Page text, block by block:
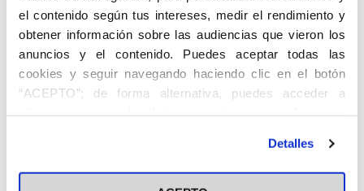
el contenido según tus intereses, medir el rendimiento y
obtener información sobre las audiencias que vieron los
anuncios y el contenido. Puedes aceptar todas las
cookies y seguir navegando haciendo clic en el botón
“ACEPTO”; de forma alternativa, puedes acceder a
información más detallada y cambiar tus preferencias
en el botón "Personalizar". Para más información puedes
visitar nuestra Política de Cookies
Detalles